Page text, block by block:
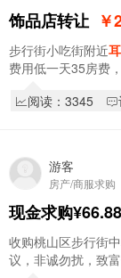
饰品店转让 ￥
步行街小吃街附近
费用低一天35房费
阅读：3345
游客
房产/商服求购
现金求购
收购桃山区步行街
议，非诚勿扰，致